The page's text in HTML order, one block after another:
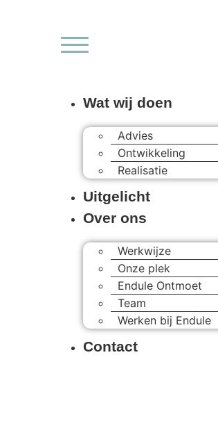
Wat wij doen
Advies
Ontwikkeling
Realisatie
Uitgelicht
Over ons
Werkwijze
Onze plek
Endule Ontmoet
Team
Werken bij Endule
Contact